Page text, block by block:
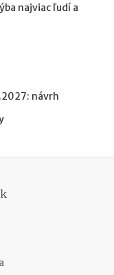
najviac ľudí a
návrh